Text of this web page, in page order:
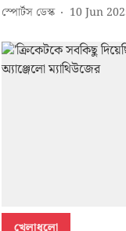
স্পোর্টস ডেস্ক 10 Jun